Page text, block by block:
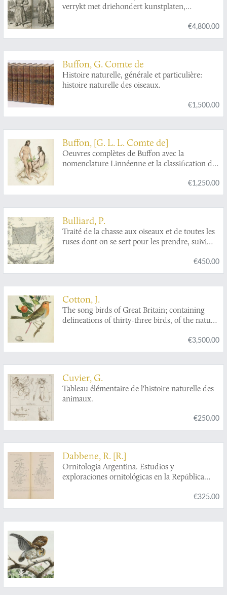
verrykt met driehondert kunstplaten,
steden, ook de byzondere dragten, beesten,
gewassen en planten, die door gevonden
heerlijke en van oudts de geheele werrelt door
befaemde hof van Persepolis, by den Persianen
Tchilminar genaemt. Alles door den Autheur
afgetekent, en nooit voor dezen in 't ligt
gebragt.
€4,800.00
Buffon, G. Comte de
Histoire naturelle, générale et particulière:
histoire naturelle des oiseaux.
€1,500.00
Buffon, [G. L. L. Comte de]
Oeuvres complètes de Buffon avec la
nomenclature Linnéenne et la classification de
l'Imprimerie Royale et annotées par M.
Flourens.
€1,250.00
Bulliard, P.
Traité de la chasse aux oiseaux et de toutes les
ruses dont on se sert pour les prendre, suivi
pièges nouveux propres à différentes chasses.
Nouvelle édition, augmentée de la méthode
nombre de figures représentant les oiseaux que
l'on chasse en France.
€450.00
Cotton, J.
The song birds of Great Britain; containing
delineations of thirty-three birds, of the natural
coloured principally from living specimens,
with some account of their habits, and
€3,500.00
Cuvier, G.
Tableau élémentaire de l'histoire naturelle des
animaux.
€250.00
Dabbene, R. [R.]
Ornitología Argentina. Estudios y
exploraciones ornitológicas en la República
€325.00